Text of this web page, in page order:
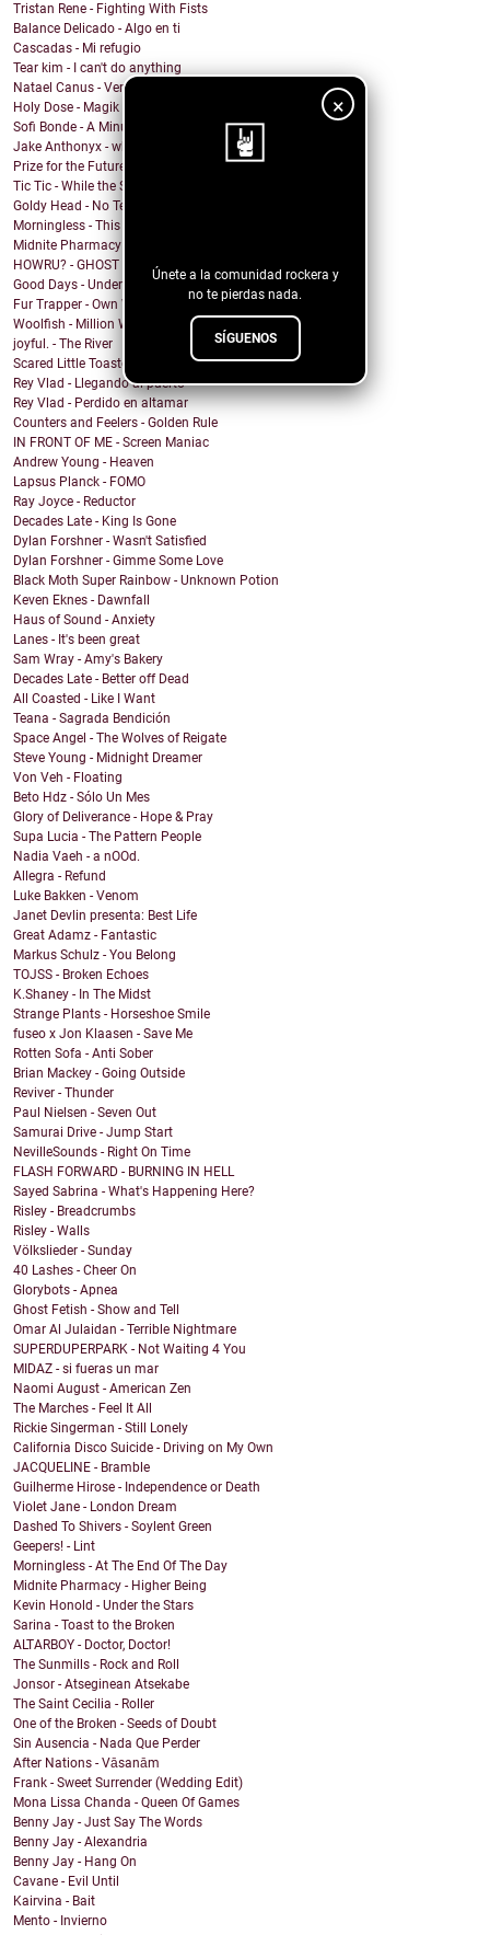
×
Únete a la comunidad rockera y
no te pierdas nada.
SÍGUENOS
Tristan Rene - Fighting With Fists
Balance Delicado - Algo en ti
Cascadas - Mi refugio
Tear kim - I can't do anything
Natael Canus - Versatile (2022 Remastered) (Remix ...
Holy Dose - Magik
Sofi Bonde - A Minute
Jake Anthonyx - what happened to yesterday?
Prize for the Future - Farewell
Tic Tic - While the Shadows Grow
Goldy Head - No Tengo Problema (Contigo)
Morningless - This Party
Midnite Pharmacy - Becoming
HOWRU? - GHOST
Good Days - Undertow
Fur Trapper - Own Worst Enemy
Woolfish - Million Ways
joyful. - The River
Scared Little Toaster - NO DECAF
Rey Vlad - Llegando al puerto
Rey Vlad - Perdido en altamar
Counters and Feelers - Golden Rule
IN FRONT OF ME - Screen Maniac
Andrew Young - Heaven
Lapsus Planck - FOMO
Ray Joyce - Reductor
Decades Late - King Is Gone
Dylan Forshner - Wasn't Satisfied
Dylan Forshner - Gimme Some Love
Black Moth Super Rainbow - Unknown Potion
Keven Eknes - Dawnfall
Haus of Sound - Anxiety
Lanes - It's been great
Sam Wray - Amy's Bakery
Decades Late - Better off Dead
All Coasted - Like I Want
Teana - Sagrada Bendición
Space Angel - The Wolves of Reigate
Steve Young - Midnight Dreamer
Von Veh - Floating
Beto Hdz - Sólo Un Mes
Glory of Deliverance - Hope & Pray
Supa Lucia - The Pattern People
Nadia Vaeh - a nOOd.
Allegra - Refund
Luke Bakken - Venom
Janet Devlin presenta: Best Life
Great Adamz - Fantastic
Markus Schulz - You Belong
TOJSS - Broken Echoes
K.Shaney - In The Midst
Strange Plants - Horseshoe Smile
fuseo x Jon Klaasen - Save Me
Rotten Sofa - Anti Sober
Brian Mackey - Going Outside
Reviver - Thunder
Paul Nielsen - Seven Out
Samurai Drive - Jump Start
NevilleSounds - Right On Time
FLASH FORWARD - BURNING IN HELL
Sayed Sabrina - What's Happening Here?
Risley - Breadcrumbs
Risley - Walls
Völkslieder - Sunday
40 Lashes - Cheer On
Glorybots - Apnea
Ghost Fetish - Show and Tell
Omar Al Julaidan - Terrible Nightmare
SUPERDUPERPARK - Not Waiting 4 You
MIDAZ - si fueras un mar
Naomi August - American Zen
The Marches - Feel It All
Rickie Singerman - Still Lonely
California Disco Suicide - Driving on My Own
JACQUELINE - Bramble
Guilherme Hirose - Independence or Death
Violet Jane - London Dream
Dashed To Shivers - Soylent Green
Geepers! - Lint
Morningless - At The End Of The Day
Midnite Pharmacy - Higher Being
Kevin Honold - Under the Stars
Sarina - Toast to the Broken
ALTARBOY - Doctor, Doctor!
The Sunmills - Rock and Roll
Jonsor - Atseginean Atsekabe
The Saint Cecilia - Roller
One of the Broken - Seeds of Doubt
Sin Ausencia - Nada Que Perder
After Nations - Vāsanām
Frank - Sweet Surrender (Wedding Edit)
Mona Lissa Chanda - Queen Of Games
Benny Jay - Just Say The Words
Benny Jay - Alexandria
Benny Jay - Hang On
Cavane - Evil Until
Kairvina - Bait
Mento - Invierno